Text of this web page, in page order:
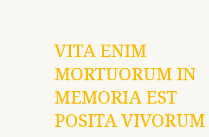
VITA ENIM
MORTUORUM IN
MEMORIA EST
POSITA VIVORUM